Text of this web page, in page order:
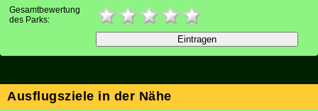
Gesamtbewertung
des Parks:
Ausflugsziele in der Nähe